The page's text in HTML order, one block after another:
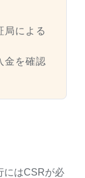
局による
金を確認
にはCSRが必